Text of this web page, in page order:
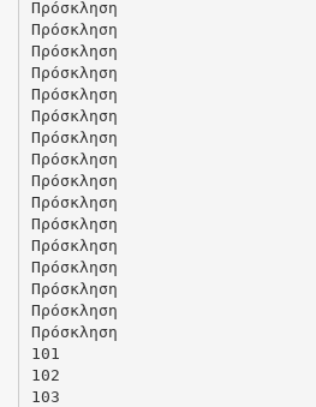
Πρόσκληση
Πρόσκληση
Πρόσκληση
Πρόσκληση
Πρόσκληση
Πρόσκληση
Πρόσκληση
Πρόσκληση
Πρόσκληση
Πρόσκληση
Πρόσκληση
Πρόσκληση
Πρόσκληση
Πρόσκληση
Πρόσκληση
Πρόσκληση
101
102
103